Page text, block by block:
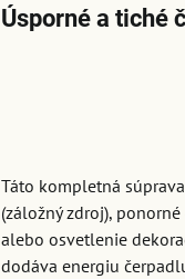
Úsporné a tiché
Táto kompletná
(záložný zdroj),
alebo osvetlenie
dodáva energiu